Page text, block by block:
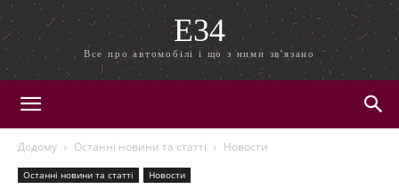
E34
Все про автомобілі і що з ними зв'язано
Додому Останні новини та статті Новости
Останні новини та статті Новости